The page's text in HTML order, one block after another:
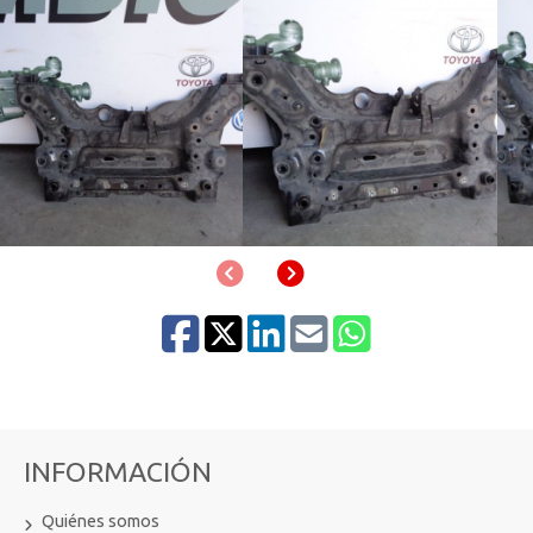
AnteriorSiguiente
INFORMACIÓN
Quiénes somos